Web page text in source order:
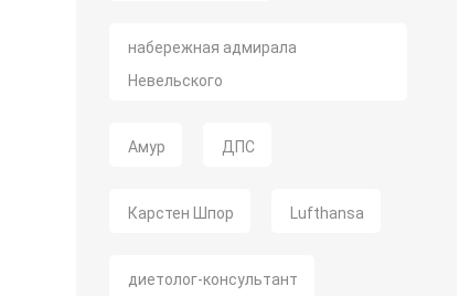
набережная адмирала
Невельского
Амур ДПС
Карстен Шпор Lufthansa
диетолог-консультант